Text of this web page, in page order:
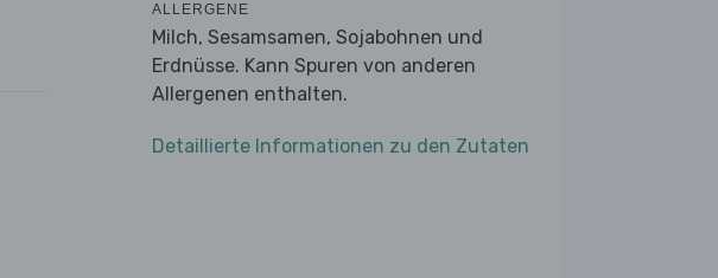
ALLERGENE
Milch, Sesamsamen, Sojabohnen und
Erdnüsse. Kann Spuren von anderen
Allergenen enthalten.
Detaillierte Informationen zu den Zutaten